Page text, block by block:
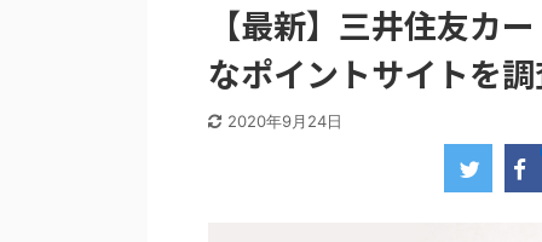
【最新】三井住友カ
なポイントサイトを
2020年9月24日